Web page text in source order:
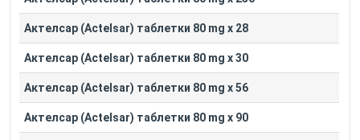
Актелсар (Actelsar) таблетки 80 mg x 28
Актелсар (Actelsar) таблетки 80 mg x 30
Актелсар (Actelsar) таблетки 80 mg x 56
Актелсар (Actelsar) таблетки 80 mg x 90